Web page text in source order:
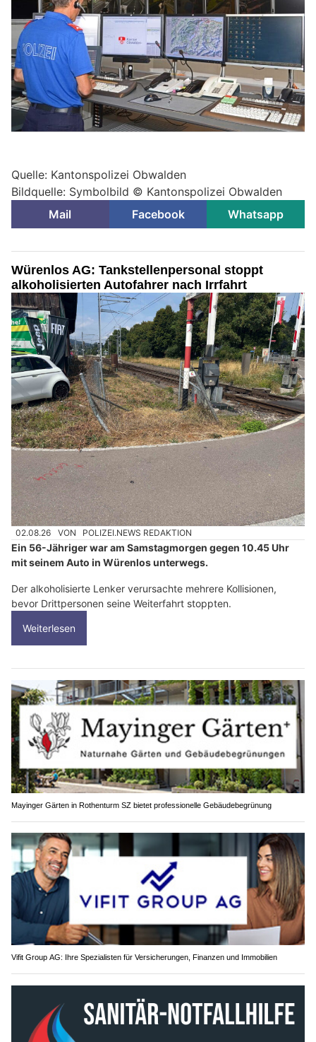
Quelle: Kantonspolizei Obwalden
Bildquelle: Symbolbild © Kantonspolizei Obwalden
Mail
Facebook Whatsapp
Würenlos AG: Tankstellenpersonal stoppt
alkoholisierten Autofahrer nach Irrfahrt
02.08.26 VON POLIZEI.NEWS REDAKTION
Ein 56-Jähriger war am Samstagmorgen gegen 10.45 Uhr
mit seinem Auto in Würenlos unterwegs.
Der alkoholisierte Lenker verursachte mehrere Kollisionen,
bevor Drittpersonen seine Weiterfahrt stoppten.
Weiterlesen
Mayinger Gärten in Rothenturm SZ bietet professionelle Gebäudebegrünung
Vifit Group AG: Ihre Spezialisten für Versicherungen, Finanzen und Immobilien